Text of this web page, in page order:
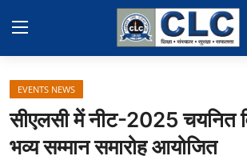
Home
Contact
EVENTS NEWS
सीएलसी में नीट-2025 चयनित
भव्य सम्मान समारोह आयोजित